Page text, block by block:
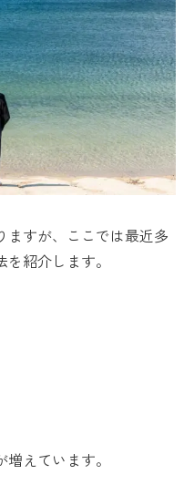
ますが、ここでは最近多
紹介します。
えています。